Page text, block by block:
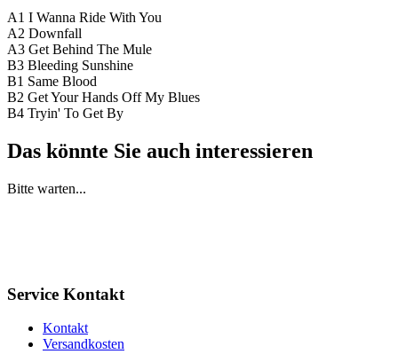
A1 I Wanna Ride With You
A2 Downfall
A3 Get Behind The Mule
B3 Bleeding Sunshine
B1 Same Blood
B2 Get Your Hands Off My Blues
B4 Tryin' To Get By
Das könnte Sie auch interessieren
Bitte warten...
Service Kontakt
Kontakt
Versandkosten